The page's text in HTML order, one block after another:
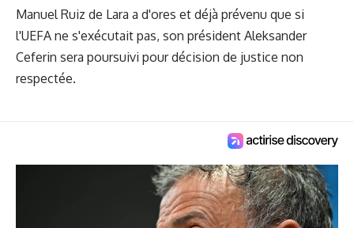
Manuel Ruiz de Lara a d'ores et déjà prévenu que si
l'UEFA ne s'exécutait pas, son président Aleksander
Ceferin sera poursuivi pour décision de justice non
respectée.